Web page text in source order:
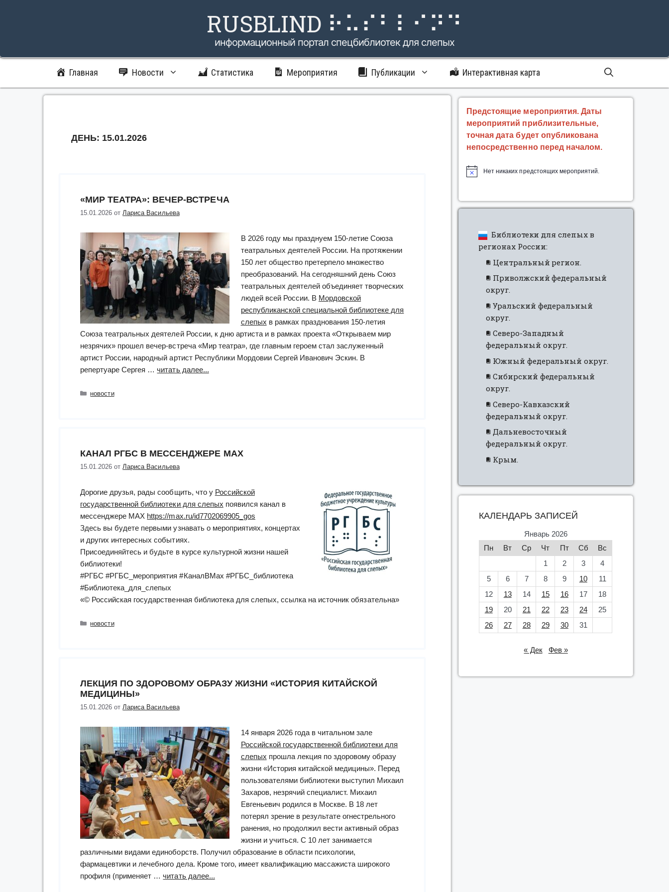
RUSBLIND ⠗⠥⠎⠃⠇⠊⠝⠙
информационный портал спецбиблиотек для слепых
Главная Новости Статистика Мероприятия Публикации Интерактивная карта
ДЕНЬ: 15.01.2026
«МИР ТЕАТРА»: ВЕЧЕР-ВСТРЕЧА
15.01.2026 отЛариса Васильева
В 2026 году мы празднуем 150-летие Союза
театральных деятелей России. На протяжении
150 лет общество претерпело множество
преобразований. На сегодняшний день Союз
театральных деятелей объединяет творческих
людей всей России. В Мордовской
республиканской специальной библиотеке для
слепых в рамках празднования 150-летия
Союза театральных деятелей России, к дню артиста и в рамках проекта «Открываем мир
незрячих» прошел вечер-встреча «Мир театра», где главным героем стал заслуженный
артист России, народный артист Республики Мордовии Сергей Иванович Эскин. В
репертуаре Сергея …читать далее...
Рубрики
новости
КАНАЛ РГБС В МЕССЕНДЖЕРЕ МАХ
15.01.2026 отЛариса Васильева
Дорогие друзья, рады сообщить, что у Российской
государственной библиотеки для слепых появился канал в
мессенджере МАХ https://max.ru/id7702069905_gos
Здесь вы будете первыми узнавать о мероприятиях, концертах
и других интересных событиях.
Присоединяйтесь и будьте в курсе культурной жизни нашей
библиотеки!
#РГБС #РГБС_мероприятия #КаналВМах #РГБС_библиотека
#Библиотека_для_слепых
«© Российская государственная библиотека для слепых, ссылка на источник обязательна»
Рубрики
новости
ЛЕКЦИЯ ПО ЗДОРОВОМУ ОБРАЗУ ЖИЗНИ «ИСТОРИЯ КИТАЙСКОЙ
МЕДИЦИНЫ»
15.01.2026 отЛариса Васильева
14 января 2026 года в читальном зале
Российской государственной библиотеки для
слепых прошла лекция по здоровому образу
жизни «История китайской медицины». Перед
пользователями библиотеки выступил Михаил
Захаров, незрячий специалист. Михаил
Евгеньевич родился в Москве. В 18 лет
потерял зрение в результате огнестрельного
ранения, но продолжил вести активный образ
жизни и учиться. С 10 лет занимается
различными видами единоборств. Получил образование в области психологии,
фармацевтики и лечебного дела. Кроме того, имеет квалификацию массажиста широкого
профиля (применяет …читать далее...
Предстоящие мероприятия. Даты
мероприятий приблизительные,
точная дата будет опубликована
непосредственно перед началом.
Нет никаких предстоящих мероприятий.
Библиотеки для слепых в
регионах России:
Центральный регион.
Приволжский федеральный
округ.
Уральский федеральный
округ.
Северо-Западный
федеральный округ.
Южный федеральный округ.
Сибирский федеральный
округ.
Северо-Кавказский
федеральный округ.
Дальневосточный
федеральный округ.
Крым.
КАЛЕНДАРЬ ЗАПИСЕЙ
Январь 2026
Пн
Вт Ср Чт Пт Сб
Вс
1
2 3
4
5
6 7 8 9 10
11
12
13 14 15 16 17
18
19
20 21 22 23 24
25
26
27 28 29 30 31
« Дек Фев »